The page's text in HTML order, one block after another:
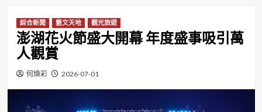
綜合新聞 藝文天地 觀光旅遊
澎湖花火節盛大開幕 年度盛事吸引萬
人觀賞
何煥彩 2026-07-01